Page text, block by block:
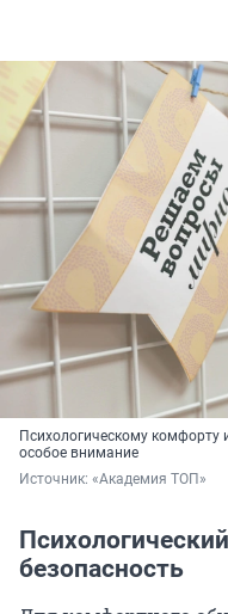
Психологическому комфорту
особое внимание
Источник: «Академия ТОП»
безопасность